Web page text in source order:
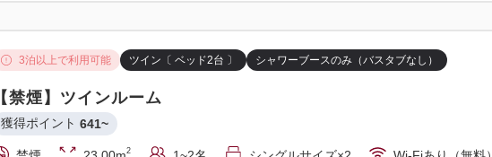
3泊以上で利用可能 ツイン〔 ベッド2台 〕 シャワーブースのみ（バスタブなし）
【禁煙】ツインルーム
獲得ポイント 641~
2